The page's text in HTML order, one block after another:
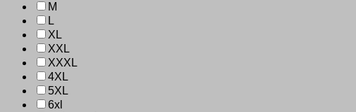
M
L
XL
XXL
XXXL
4XL
5XL
6xl